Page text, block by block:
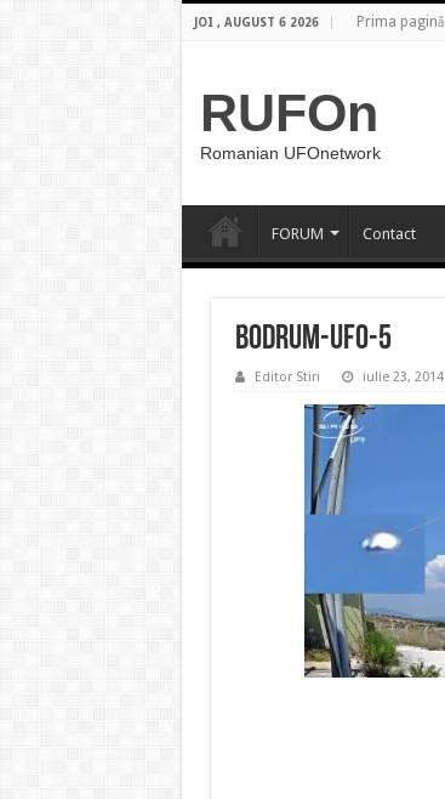
JOI , AUGUST 6 2026 Prima pagină
RUFOn
Romanian UFOnetwork
FORUM Contact
Bodrum-UFO-5
Editor Stiri iulie 23, 2014